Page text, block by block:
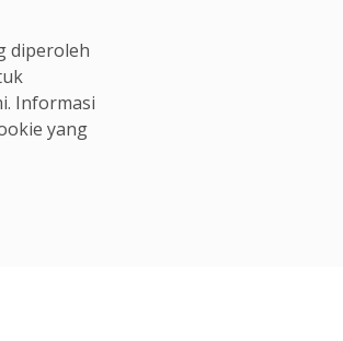
diperoleh
Informasi
yang
OCS Team
28 Jun, 2024